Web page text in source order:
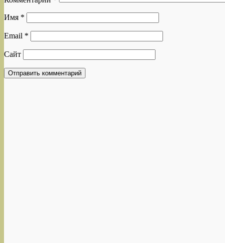
Имя *
Email *
Сайт